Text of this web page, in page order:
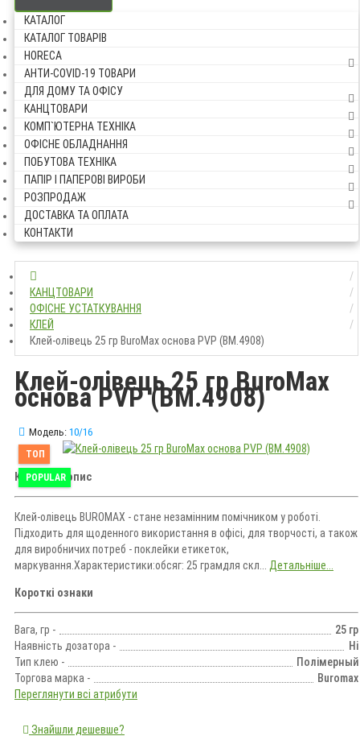
КАТАЛОГ
КАТАЛОГ ТОВАРІВ
HORECA
АНТИ-COVID-19 ТОВАРИ
ДЛЯ ДОМУ ТА ОФІСУ
КАНЦТОВАРИ
КОМП`ЮТЕРНА ТЕХНІКА
ОФІСНЕ ОБЛАДНАННЯ
ПОБУТОВА ТЕХНІКА
ПАПІР І ПАПЕРОВІ ВИРОБИ
РОЗПРОДАЖ
ДОСТАВКА ТА ОПЛАТА
КОНТАКТИ
КАНЦТОВАРИ
ОФІСНЕ УСТАТКУВАННЯ
КЛЕЙ
Клей-олівець 25 гр BuroMax основа PVP (ВМ.4908)
Клей-олівець 25 гр BuroMax
основа PVP (ВМ.4908)
Модель: 10/16
ТОП
POPULAR
Короткий опис
Клей-олівець BUROMAX - стане незамінним помічником у роботі.
Підходить для щоденного використання в офісі, для творчості, а також
для виробничих потреб - поклейки етикеток,
маркування.Характеристики:обсяг: 25 грамдля скл... Детальніше...
Короткі ознаки
Вага, гр -
25 гр
Наявність дозатора -
Ні
Тип клею -
Полімерный
Торгова марка -
Buromax
Переглянути всі атрибути
Знайшли дешевше?